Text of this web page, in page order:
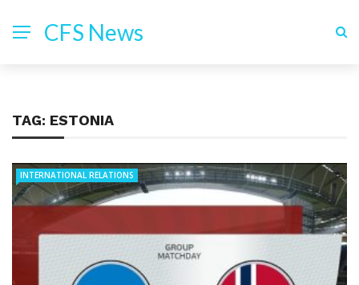
CFS News
TAG: ESTONIA
INTERNATIONAL RELATIONS